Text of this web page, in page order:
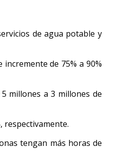
de agua potable y
de 75% a 90%
millones a 3 millones de
respectivamente.
tengan más horas de